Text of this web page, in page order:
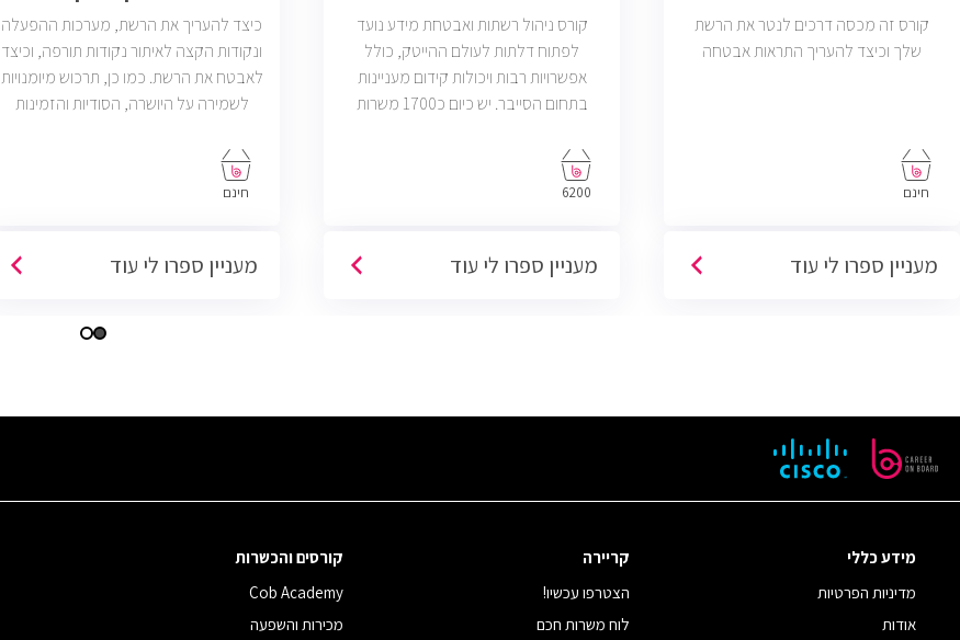
קורס זה מכסה דרכים לנטר את הרשת
שלך וכיצד להעריך התראות אבטחה
חינם
מעניין ספרו לי עוד
קורס ניהול רשתות ואבטחת מידע נועד
לפתוח דלתות לעולם ההייטק, כולל
אפשרויות רבות ויכולות קידום מעניינות
בתחום הסייבר. יש כיום כ1700 משרות
בניהול רשתות והסמכת CCNA.
6200
מעניין ספרו לי עוד
כיצד להעריך את הרשת, מערכות ההפעלה
ונקודות הקצה לאיתור נקודות תורפה, וכיצד
לאבטח את הרשת. כמו כן, תרכוש מיומנויות
לשמירה על היושרה, הסודיות והזמינות
חינם
מעניין ספרו לי עוד
מידע כללי
מדיניות הפרטיות
אודות
קריירה
הצטרפו עכשיו!
לוח משרות חכם
קורסים והכשרות
Cob Academy
מכירות והשפעה